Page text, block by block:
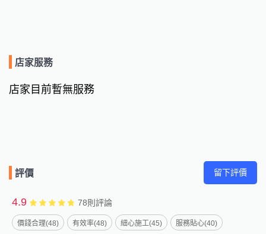
店家服務
店家目前暫無服務
評價 留下評價
4.9 78則評論
價錢合理(48) 有效率(48) 細心施工(45) 服務貼心(40)